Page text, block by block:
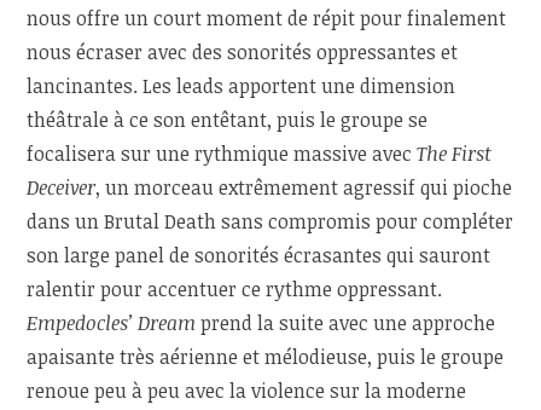
nous offre un court moment de répit pour finalement
nous écraser avec des sonorités oppressantes et
lancinantes. Les leads apportent une dimension
théâtrale à ce son entêtant, puis le groupe se
focalisera sur une rythmique massive avecThe First
Deceiver, un morceau extrêmement agressif qui pioche
dans un Brutal Death sans compromis pour compléter
son large panel de sonorités écrasantes qui sauront
ralentir pour accentuer ce rythme oppressant.
Empedocles’ Dream prend la suite avec une approche
apaisante très aérienne et mélodieuse, puis le groupe
renoue peu à peu avec la violence sur la moderne